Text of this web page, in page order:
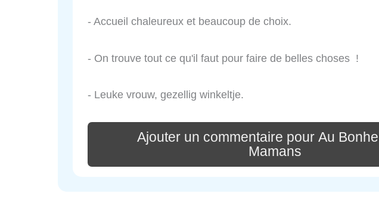
- Accueil chaleureux et beaucoup de choix.
- On trouve tout ce qu'il faut pour faire de belles choses !
- Leuke vrouw, gezellig winkeltje.
Ajouter un commentaire pour Au
Mamans